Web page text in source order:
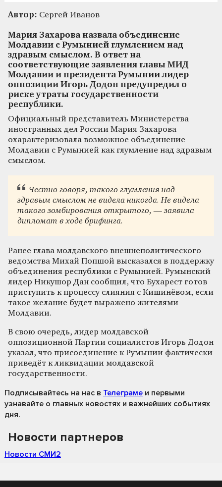
Автор: Сергей Иванов
Мария Захарова назвала объединение
Молдавии с Румынией глумлением над
здравым смыслом. В ответ на
соответствующие заявления главы МИД
Молдавии и президента Румынии лидер
оппозиции Игорь Додон предупредил о
риске утраты государственности
республики.
Официальный представитель Министерства
иностранных дел России Мария Захарова
охарактеризовала возможное объединение
Молдавии с Румынией как глумление над здравым
смыслом.
Честно говоря, такого глумления над
здравым смыслом не видела никогда. Не видела
такого зомбирования открытого, — заявила
дипломат в ходе брифинга.
Ранее глава молдавского внешнеполитического
ведомства Михай Попшой высказался в поддержку
объединения республики с Румынией. Румынский
лидер Никушор Дан сообщил, что Бухарест готов
приступить к процессу слияния с Кишинёвом, если
такое желание будет выражено жителями
Молдавии.
В свою очередь, лидер молдавской
оппозиционной Партии социалистов Игорь Додон
указал, что присоединение к Румынии фактически
приведёт к ликвидации молдавской
государственности.
Подписывайтесь на нас в Телеграме и первыми
узнавайте о главных новостях и важнейших событиях
дня.
Новости партнеров
Новости СМИ2